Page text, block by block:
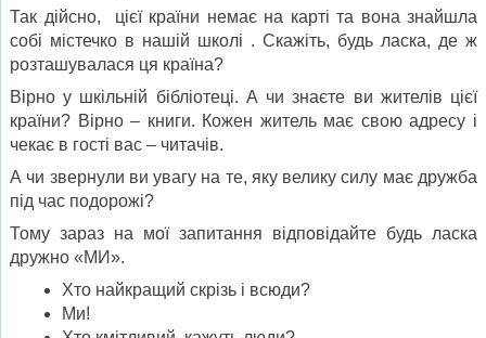
Так дійсно, цієї країни немає на карті та вона знайшла
собі містечко в нашій школі . Скажіть, будь ласка, де ж
розташувалася ця країна?
Вірно у шкільній бібліотеці. А чи знаєте ви жителів цієї
країни? Вірно – книги. Кожен житель має свою адресу і
чекає в гості вас – читачів.
А чи звернули ви увагу на те, яку велику силу має дружба
під час подорожі?
Тому зараз на мої запитання відповідайте будь ласка
дружно «МИ».
Хто найкращий скрізь і всюди?
Ми!